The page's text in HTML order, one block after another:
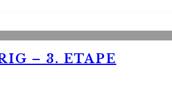
– 3. ETAPE